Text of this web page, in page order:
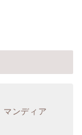
マンディア